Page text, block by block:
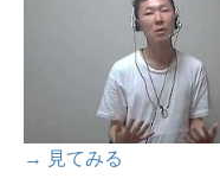
→ 見てみる